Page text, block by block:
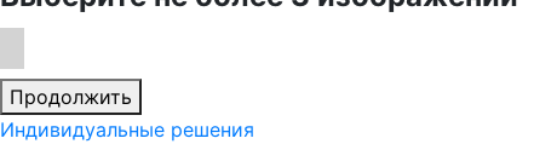
Продолжить
Индивидуальные решения